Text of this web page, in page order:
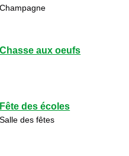
Champagne
Chasse aux oeufs
Fête des écoles
Salle des fêtes